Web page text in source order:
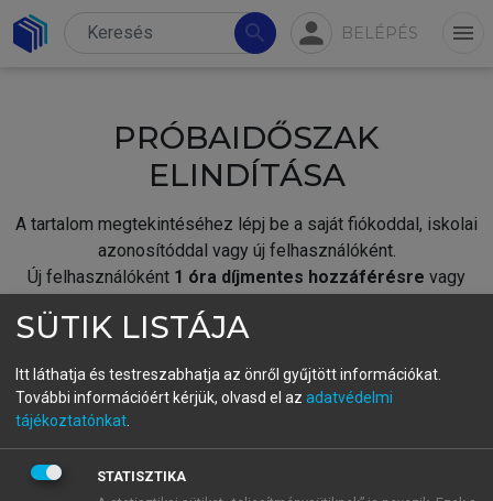
search person BELÉPÉS menu
PRÓBAIDŐSZAK
ELINDÍTÁSA
A tartalom megtekintéséhez lépj be a saját fiókoddal, iskolai
azonosítóddal vagy új felhasználóként.
Új felhasználóként 1 óra díjmentes hozzáférésre vagy
fiókoddal,vagy hozz létre új fiókot.
A regisztráció után apróbaidőszakautomatikusan
BELÉPÉS SAJÁT FIÓKKAL
SÜTIK LISTÁJA
Itt láthatja és testreszabhatja az önről gyűjtött információkat.
További információért kérjük, olvasd el az adatvédelmi
tájékoztatónkat
STATISZTIKA